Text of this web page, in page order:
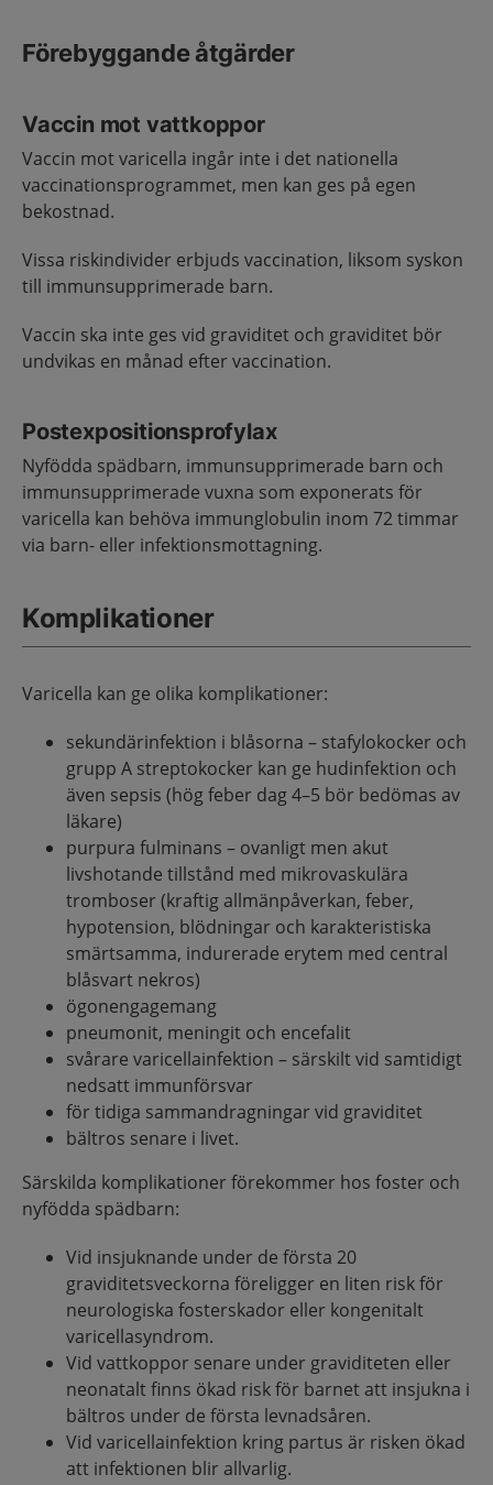
Förebyggande åtgärder
Vaccin mot vattkoppor
Vaccin mot varicella ingår inte i det nationella
vaccinationsprogrammet, men kan ges på egen
bekostnad.
Vissa riskindivider erbjuds vaccination, liksom syskon
till immunsupprimerade barn.
Vaccin ska inte ges vid graviditet och graviditet bör
undvikas en månad efter vaccination.
Postexpositionsprofylax
Nyfödda spädbarn, immunsupprimerade barn och
immunsupprimerade vuxna som exponerats för
varicella kan behöva immunglobulin inom 72 timmar
via barn- eller infektionsmottagning.
Komplikationer
Varicella kan ge olika komplikationer:
sekundärinfektion i blåsorna – stafylokocker och
grupp A streptokocker kan ge hudinfektion och
även sepsis (hög feber dag 4–5 bör bedömas av
läkare)
purpura fulminans – ovanligt men akut
livshotande tillstånd med mikrovaskulära
tromboser (kraftig allmänpåverkan, feber,
hypotension, blödningar och karakteristiska
smärtsamma, indurerade erytem med central
blåsvart nekros)
ögonengagemang
pneumonit, meningit och encefalit
svårare varicellainfektion – särskilt vid samtidigt
nedsatt immunförsvar
för tidiga sammandragningar vid graviditet
bältros senare i livet.
Särskilda komplikationer förekommer hos foster och
nyfödda spädbarn:
Vid insjuknande under de första 20
graviditetsveckorna föreligger en liten risk för
neurologiska fosterskador eller kongenitalt
varicellasyndrom.
Vid vattkoppor senare under graviditeten eller
neonatalt finns ökad risk för barnet att insjukna i
bältros under de första levnadsåren.
Vid varicellainfektion kring partus är risken ökad
att infektionen blir allvarlig.